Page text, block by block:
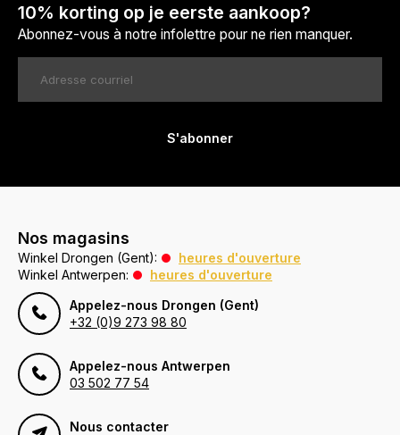
10% korting op je eerste aankoop?
Abonnez-vous à notre infolettre pour ne rien manquer.
S'abonner
Nos magasins
Winkel Drongen (Gent):
heures d'ouverture
Winkel Antwerpen:
heures d'ouverture
Appelez-nous Drongen (Gent)
+32 (0)9 273 98 80
Appelez-nous Antwerpen
03 502 77 54
Nous contacter